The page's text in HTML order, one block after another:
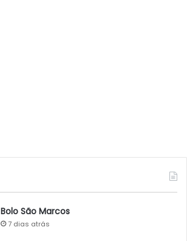
Bolo São Marcos
7 dias atrás